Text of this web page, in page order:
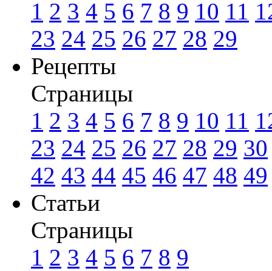
1 2 3 4 5 6 7 8 9 10 11
23 24 25 26 27 28 29
Рецепты
Страницы
1 2 3 4 5 6 7 8 9 10 11
23 24 25 26 27 28 29 30
42 43 44 45 46 47 48 49
Статьи
Страницы
1 2 3 4 5 6 7 8 9